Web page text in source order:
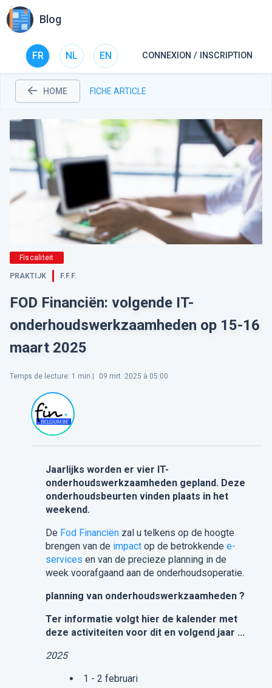
Blog
FR NL EN CONNEXION / INSCRIPTION
HOME FICHE ARTICLE
Fiscaliteit
PRAKTIJK F.F.F.
FOD Financiën: volgende IT-
onderhoudswerkzaamheden op 15-16
maart 2025
Temps de lecture: 1 min | 09 mrt. 2025 à 05:00
Jaarlijks worden er vier IT-
onderhoudswerkzaamheden gepland. Deze
onderhoudsbeurten vinden plaats in het
weekend.
De Fod Financiënzal u telkens op de hoogte
brengen van de impactop de betrokkende e-
services en van de precieze planning in de
week voorafgaand aan de onderhoudsoperatie.
planning van onderhoudswerkzaamheden ?
Ter informatie volgt hier de kalender met
deze activiteiten voor dit en volgend jaar ...
2025
1 - 2 februari